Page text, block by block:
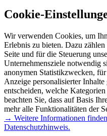
Cookie-
Wir verwenden Cookies, um
Erlebnis zu bieten. Dazu
Seite und für die Steuerung
Unternehmensziele notwendig
anonymen Statistikzwecken,
Anzeige personalisierter
entscheiden, welche
beachten Sie, dass auf Basis
mehr alle Funktionalitäten der
→ Weitere Informationen
Datenschutzhinweis.